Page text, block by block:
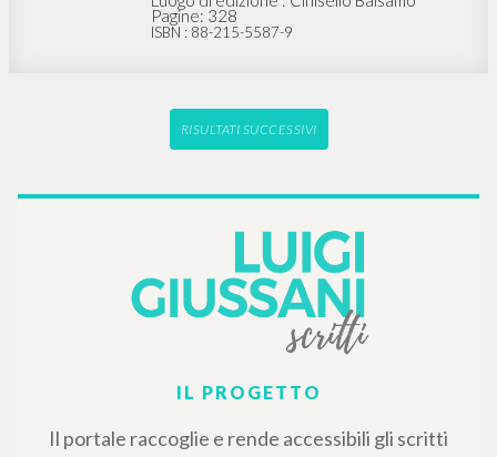
BIBLIOGRAFIA SECONDARIA
Comunione e Liberazione: Il
riconoscimento (1976-1984):
Appendice (1985-2005)
Camisasca Massimo Autore
Italiano
Luogo di edizione : Cinisello Balsamo
ISBN: 88-215-5587-9